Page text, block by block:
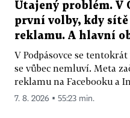
Utajený problém. V
první volby, kdy
reklamu. A hlavní
V Podpásovce se
se vůbec nemluví. Meta
reklamu na Facebooku a
7. 8. 2026 ▪ 55:23 min.